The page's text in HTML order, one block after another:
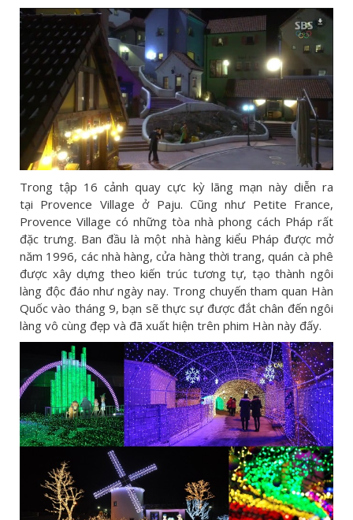
Trong tập 16 cảnh quay cực kỳ lãng mạn này diễn ra
tại Provence Village ở Paju. Cũng như Petite France,
Provence Village có những tòa nhà phong cách Pháp rất
đặc trưng. Ban đầu là một nhà hàng kiểu Pháp được mở
năm 1996, các nhà hàng, cửa hàng thời trang, quán cà phê
được xây dựng theo kiến trúc tương tự, tạo thành ngôi
làng độc đáo như ngày nay. Trong chuyến tham quan Hàn
Quốc vào tháng 9, bạn sẽ thực sự được đắt chân đến ngôi
làng vô cùng đẹp và đã xuất hiện trên phim Hàn này đấy.